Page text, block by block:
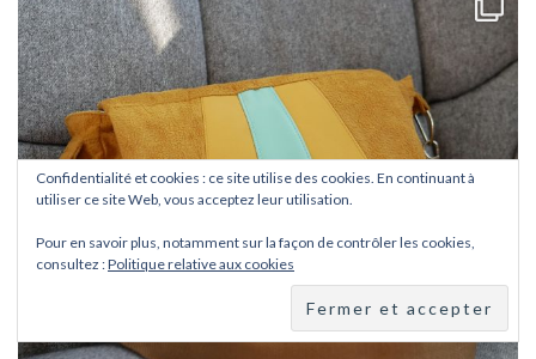
Confidentialité et cookies : ce site utilise des cookies. En continuant à
utiliser ce site Web, vous acceptez leur utilisation.
Pour en savoir plus, notamment sur la façon de contrôler les cookies,
consultez :Politique relative aux cookies